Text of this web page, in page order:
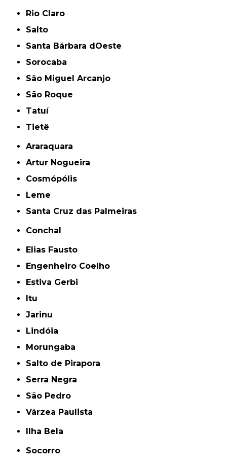
Rio Claro
Salto
Santa Bárbara dOeste
Sorocaba
São Miguel Arcanjo
São Roque
Tatuí
Tietê
Araraquara
Artur Nogueira
Cosmópólis
Leme
Santa Cruz das Palmeiras
Conchal
Elias Fausto
Engenheiro Coelho
Estiva Gerbi
Itu
Jarinu
Lindóia
Morungaba
Salto de Pirapora
Serra Negra
São Pedro
Várzea Paulista
Ilha Bela
Socorro